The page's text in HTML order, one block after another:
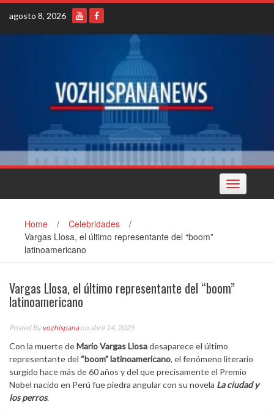
Skip
content
agosto 8, 2026
Toggle
navigation
Home / Celebridades
/
Vargas Llosa, el último representante del “boom”
latinoamericano
Vargas Llosa, el último representante del “boom”
latinoamericano
Posted Byvozhispanaon abril 14, 2025
Con la muerte deMario Vargas Llosadesaparece el último
representante del “boom” latinoamericano, el fenómeno literario
surgido hace más de 60 años y del que precisamente el Premio
Nobel nacido en Perú fue piedra angular con su novela La ciudad y
los perros.